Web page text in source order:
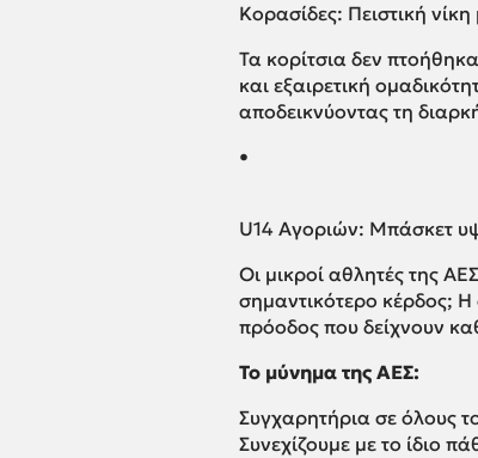
Κορασίδες: Πειστική
Τα κορίτσια δεν
και εξαιρετική
αποδεικνύοντας τη
•
U14 Αγοριών: Μπάσκετ
Οι μικροί αθλητές της
σημαντικότερο κέρδος;
πρόοδος που δείχνουν
Το μύνημα της ΑΕΣ:
Συγχαρητήρια σε όλους
Συνεχίζουμε με το ίδιο